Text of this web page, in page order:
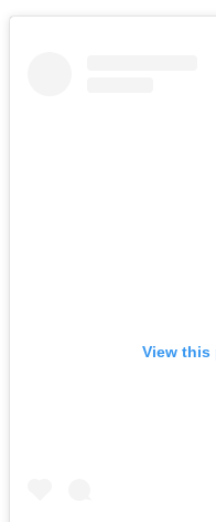
View this